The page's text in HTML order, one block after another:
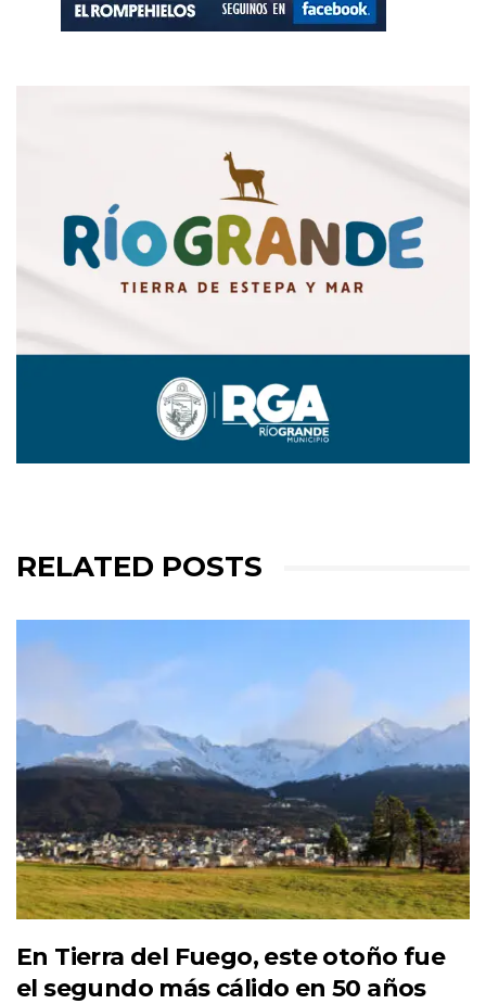
RELATED POSTS
En Tierra del Fuego, este otoño fue
el segundo más cálido en 50 años